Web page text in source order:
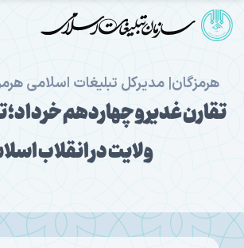
هرمزگان| مدیرکل تبلیغات اسلامی
تقارن غدیر و چهاردهم خرداد؛
ولایت در انقلاب